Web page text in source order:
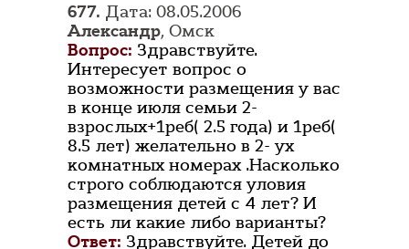
677. Дата: 08.05.2006
Александр, Омск
Вопрос: Здравствуйте.
Интересует вопрос о
возможности размещения у вас
в конце июля семьи 2-
взрослых+1реб( 2.5 года) и 1реб(
8.5 лет) желательно в 2- ух
комнатных номерах .Насколько
строго соблюдаются уловия
размещения детей с 4 лет? И
есть ли какие либо варианты?
Ответ: Здравствуйте. Детей до